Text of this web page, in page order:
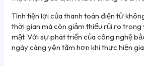
Tính tiện lợi của thanh toán điện tử
thời gian mà còn giảm thiểu rủi ro trong
mặt. Với sự phát triển của công nghệ
ngày càng yên tâm hơn khi thực hiện